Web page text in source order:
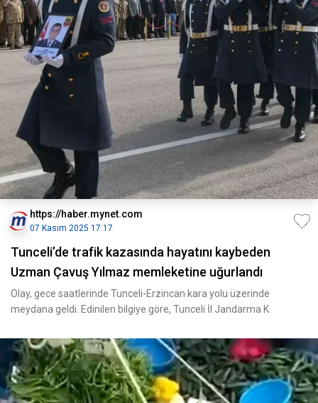
https://haber.mynet.com
07 Kasım 2025 17:17
Tunceli’de trafik kazasında hayatını kaybeden
Uzman Çavuş Yılmaz memleketine uğurlandı
Olay, gece saatlerinde Tunceli-Erzincan kara yolu üzerinde
meydana geldi. Edinilen bilgiye göre, Tunceli İl Jandarma K